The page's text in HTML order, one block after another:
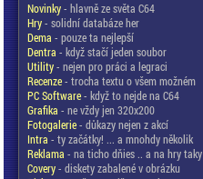
Novinky- hlavně ze světa C64
Hry- solidní databáze her
Dema - pouze ta nejlepší
Dentra - když stačí jeden soubor
Utility- nejen pro práci a legraci
Recenze- trocha textu o všem možném
PC Software- když to nejde na C64
Grafika - ne vždy jen 320x200
Fotogalerie- důkazy nejen z akcí
Intra - ty začátky! ... a mnohdy několik
Reklama - na ticho dňies .. a na hry taky
Covery- diskety zabalené v obrázku